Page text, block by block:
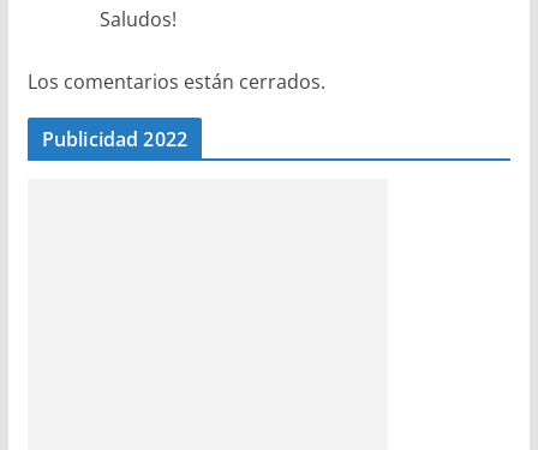
Saludos!
Los comentarios están cerrados.
Publicidad 2022